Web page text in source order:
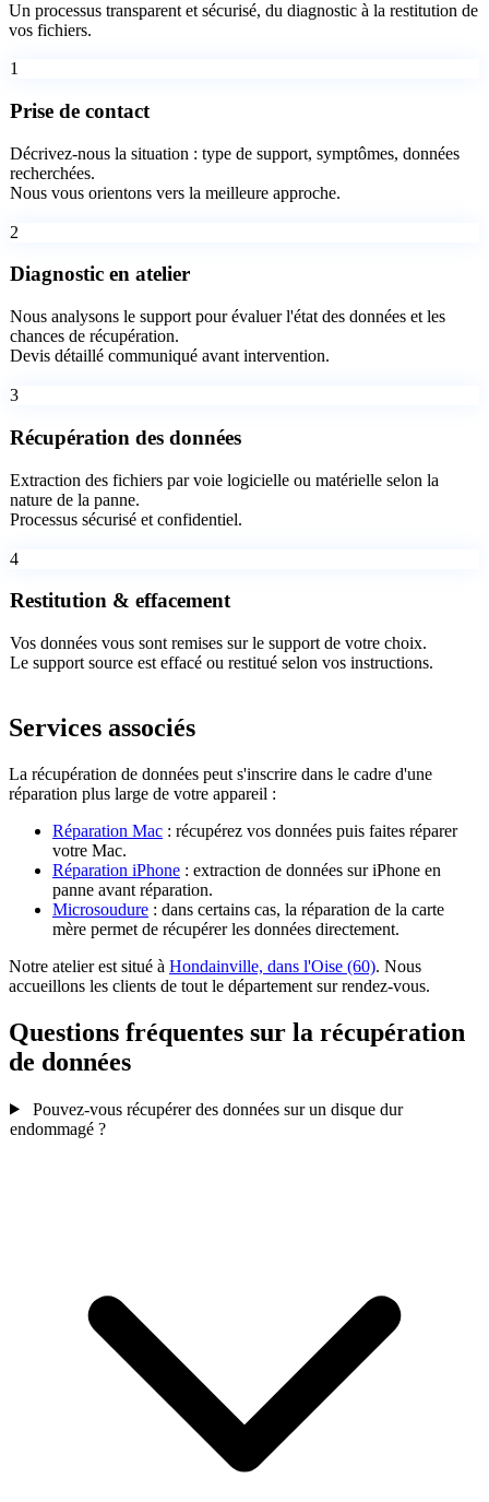
Un processus transparent et sécurisé, du diagnostic à la restitution de
vos fichiers.
1
Prise de contact
Décrivez-nous la situation : type de support, symptômes, données
recherchées.
Nous vous orientons vers la meilleure approche.
2
Diagnostic en atelier
Nous analysons le support pour évaluer l'état des données et les
chances de récupération.
Devis détaillé communiqué avant intervention.
3
Récupération des données
Extraction des fichiers par voie logicielle ou matérielle selon la
nature de la panne.
Processus sécurisé et confidentiel.
4
Restitution & effacement
Vos données vous sont remises sur le support de votre choix.
Le support source est effacé ou restitué selon vos instructions.
Services associés
La récupération de données peut s'inscrire dans le cadre d'une
réparation plus large de votre appareil :
Réparation Mac : récupérez vos données puis faites réparer
votre Mac.
Réparation iPhone : extraction de données sur iPhone en
panne avant réparation.
Microsoudure : dans certains cas, la réparation de la carte
mère permet de récupérer les données directement.
Notre atelier est situé à Hondainville, dans l'Oise (60). Nous
accueillons les clients de tout le département sur rendez-vous.
Questions fréquentes sur la récupération
de données
Pouvez-vous récupérer des données sur un disque dur
endommagé ?